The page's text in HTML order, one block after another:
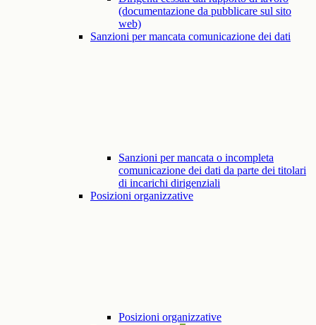
(documentazione da pubblicare sul sito
web)
Sanzioni per mancata comunicazione dei dati
Sanzioni per mancata o incompleta
comunicazione dei dati da parte dei titolari
di incarichi dirigenziali
Posizioni organizzative
Posizioni organizzative